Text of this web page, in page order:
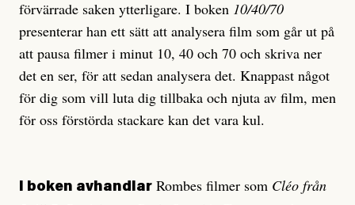
förvärrade saken ytterligare. I boken 10/40/70
presenterar han ett sätt att analysera film som går ut på
att pausa filmer i minut 10, 40 och 70 och skriva ner
det en ser, för att sedan analysera det. Knappast något
för dig som vill luta dig tillbaka och njuta av film, men
för oss förstörda stackare kan det vara kul.
I boken avhandlar Rombes filmer som Cléo från